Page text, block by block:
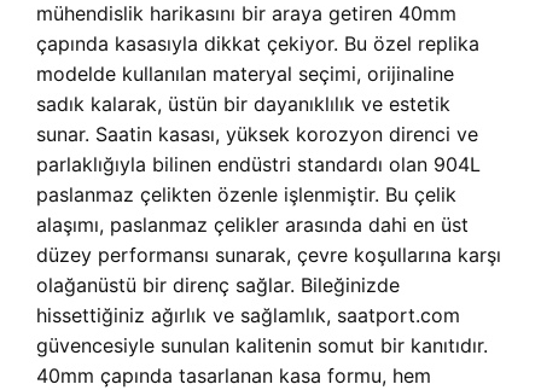
mühendislik harikasını bir araya getiren 40mm
çapında kasasıyla dikkat çekiyor. Bu özel replika
modelde kullanılan materyal seçimi, orijinaline
sadık kalarak, üstün bir dayanıklılık ve estetik
sunar. Saatin kasası, yüksek korozyon direnci ve
parlaklığıyla bilinen endüstri standardı olan 904L
paslanmaz çelikten özenle işlenmiştir. Bu çelik
alaşımı, paslanmaz çelikler arasında dahi en üst
düzey performansı sunarak, çevre koşullarına karşı
olağanüstü bir direnç sağlar. Bileğinizde
hissettiğiniz ağırlık ve sağlamlık, saatport.com
güvencesiyle sunulan kalitenin somut bir kanıtıdır.
40mm çapında tasarlanan kasa formu, hem